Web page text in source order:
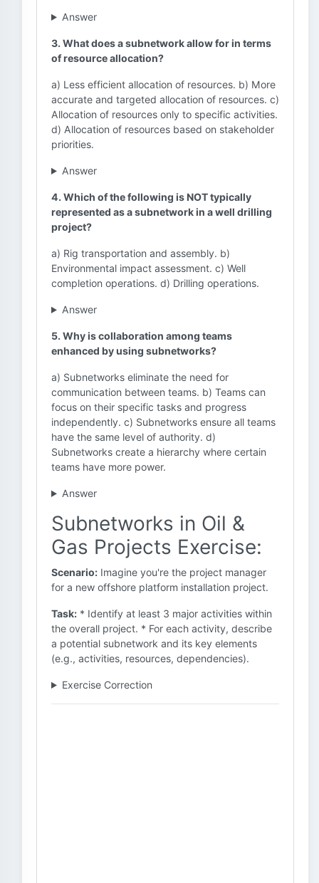
Answer
3. What does a subnetwork allow for in terms
of resource allocation?
a) Less efficient allocation of resources. b) More
accurate and targeted allocation of resources. c)
Allocation of resources only to specific activities.
d) Allocation of resources based on stakeholder
priorities.
Answer
4. Which of the following is NOT typically
represented as a subnetwork in a well drilling
project?
a) Rig transportation and assembly. b)
Environmental impact assessment. c) Well
completion operations. d) Drilling operations.
Answer
5. Why is collaboration among teams
enhanced by using subnetworks?
a) Subnetworks eliminate the need for
communication between teams. b) Teams can
focus on their specific tasks and progress
independently. c) Subnetworks ensure all teams
have the same level of authority. d)
Subnetworks create a hierarchy where certain
teams have more power.
Answer
Subnetworks in Oil &
Gas Projects Exercise:
Scenario: Imagine you're the project manager
for a new offshore platform installation project.
Task: * Identify at least 3 major activities within
the overall project. * For each activity, describe
a potential subnetwork and its key elements
(e.g., activities, resources, dependencies).
Exercise Correction